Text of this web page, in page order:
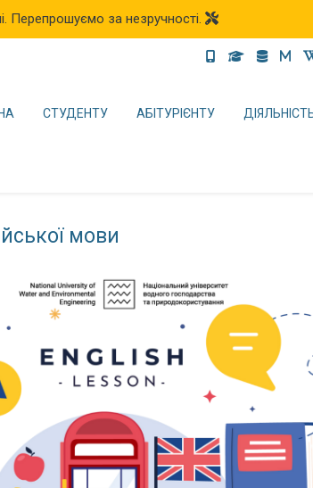
Перепрошуємо за незручності.
СТУДЕНТУ АБІТУРІЄНТУ
мови